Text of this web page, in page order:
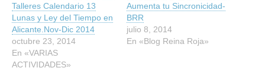
Talleres Calendario 13
Lunas y Ley del Tiempo en
Alicante.Nov-Dic 2014
octubre 23, 2014
En «VARIAS
ACTIVIDADES»
Aumenta tu Sincronicidad-
BRR
julio 8, 2014
En «Blog Reina Roja»